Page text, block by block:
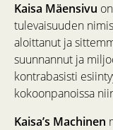
Kaisa Mäensivu
tulevaisuuden
aloittanut ja
suunnannut ja
kontrabasisti
kokoonpanoissa
Kaisa’s Machinen